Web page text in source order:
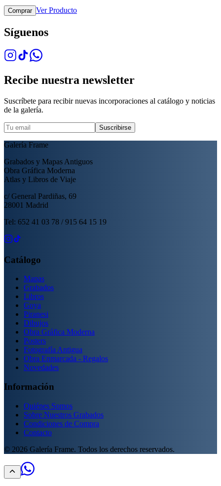
Comprar Ver Producto
Síguenos
Recibe nuestra newsletter
Suscríbete para recibir nuevas incorporaciones al catálogo y noticias
de la galería.
Suscribirse
Galería Frame
Grabados y Mapas Antiguos
Obra Gráfica Moderna
Atlas y Libros de Viaje
c/ General Pardiñas, 69
28001 Madrid
Tel: 652 41 03 78 / 915 64 15 19
Catálogo
Mapas
Grabados
Libros
Goya
Piranesi
Dibujos
Obra Gráfica Moderna
Posters
Fotografía Antigua
Obra Enmarcada - Regalos
Novedades
Información
Quiénes Somos
Sobre Nuestros Grabados
Condiciones de Compra
Contacto
© 2026 Galería Frame. Todos los derechos reservados.